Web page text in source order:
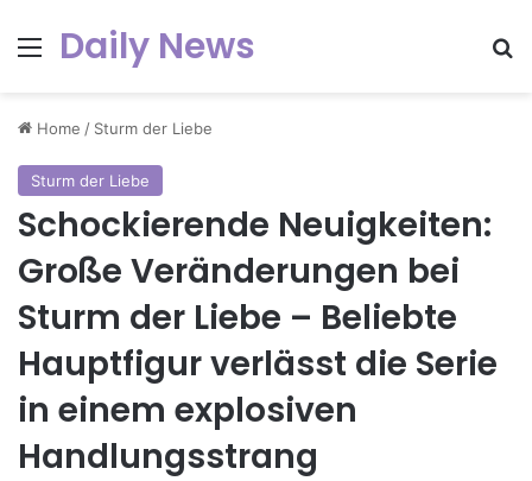
Menu
Daily News
Home / Sturm der Liebe
Sturm der Liebe
Schockierende Neuigkeiten:
Große Veränderungen bei
Sturm der Liebe – Beliebte
Hauptfigur verlässt die Serie
in einem explosiven
Handlungsstrang